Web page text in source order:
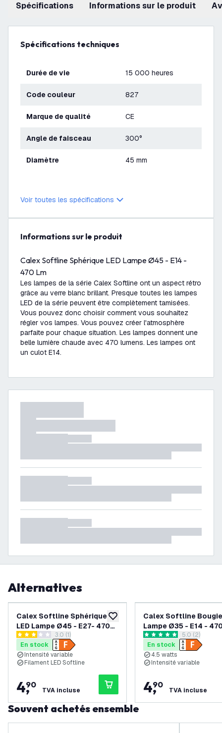
Spécifications Informations sur le produit
Spécifications techniques
Durée de vie 15 000 heures
Code couleur 827
Marque de qualité CE
Angle de faisceau 300°
Diamètre 45 mm
Voir toutes les spécifications
Informations sur le produit
Calex Softline Sphérique LED Lampe Ø45 - E14 -
470 Lm
Les lampes de la série Calex Softline ont un aspect rétro
grâce au verre blanc brillant. Presque toutes les lampes
LED de la série peuvent être complètement tamisées.
Vous pouvez donc choisir comment vous souhaitez
régler vos lampes. Vous pouvez créer l'atmosphère
parfaite pour chaque situation. Les lampes donnent une
belle lumière chaude avec 470 lumens. Les lampes ont
un culot E14.
Alternatives
ajouter à la liste de souhaits
Calex Softline Sphérique
LED Lampe Ø45 - E27- 470
Lm
ouvrir le tiroir des avis
3 étoiles de notation
3.0 (1)
En stock
Intensité variable
Filament LED Softline
4,
90
TVA incluse
Calex Softline Bougie
Lampe Ø35 - E14 -
ouvrir le
5 étoiles de notation
5.0 (2)
En stock
4.5 watts
Intensité variable
4,
90
TVA incluse
Souvent achetés ensemble